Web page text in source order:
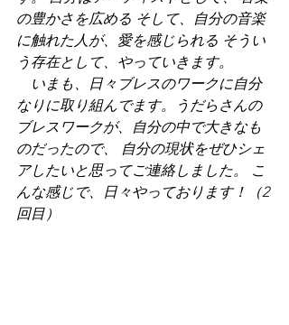
の豊かさを広める そして、自分の音楽
に触れた人が、愛を感じられる そうい
う存在として、やっていきます。
いまも、日々ブレスのワークに自分
なりに取り組んでます。うだらさんの
ブレスワークが、自分の中で大きなも
のだったので、 自分の現状をぜひシェ
アしたいと思ってご連絡しました。 こ
んな感じで、日々やっております！（2
回目）